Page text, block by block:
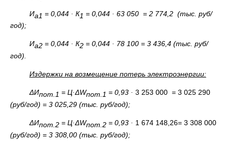
Иа1 = 0,044 · К1 = 0,044 · 63 050 = 2 774,2 (тыс. руб/
год);
Иа2= 0,044 · К2= 0,044 · 78 100 = 3 436,4 (тыс. руб/
год).
Издержки на возмещение потерь электроэнергии:
ΔИпот.1 = Ц·ΔWпот.1 = 0,93 · 3 253 000 = 3 025 290
(руб/год) = 3 025,29 (тыс. руб/год);
ΔИпот.2= Ц·ΔWпот.2= 0,93 · 1 674 148,26= 3 308 000
(руб/год) = 3 308,00 (тыс. руб/год);